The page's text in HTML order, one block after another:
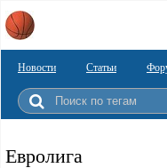
Новости Статьи
Евролига